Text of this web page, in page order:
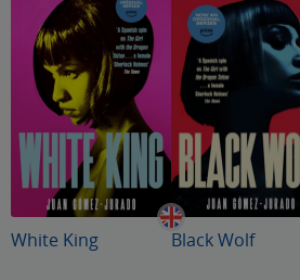
White King Black Wolf